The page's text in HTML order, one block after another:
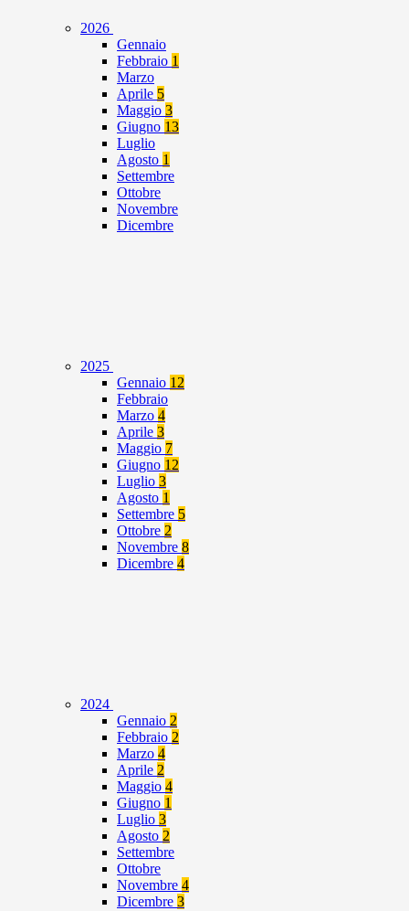
2026
Gennaio
Febbraio 1
Marzo
Aprile 5
Maggio 3
Giugno 13
Luglio
Agosto 1
Settembre
Ottobre
Novembre
Dicembre
2025
Gennaio 12
Febbraio
Marzo 4
Aprile 3
Maggio 7
Giugno 12
Luglio 3
Agosto 1
Settembre 5
Ottobre 2
Novembre 8
Dicembre 4
2024
Gennaio 2
Febbraio 2
Marzo 4
Aprile 2
Maggio 4
Giugno 1
Luglio 3
Agosto 2
Settembre
Ottobre
Novembre 4
Dicembre 3